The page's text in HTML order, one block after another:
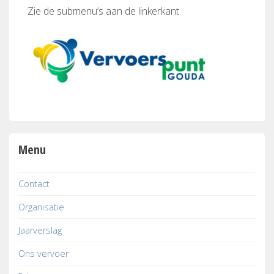
Zie de submenu’s aan de linkerkant.
Menu
Contact
Organisatie
Jaarverslag
Ons vervoer